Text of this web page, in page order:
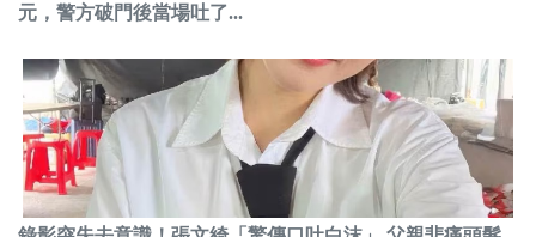
元，警方破門後當場吐了...